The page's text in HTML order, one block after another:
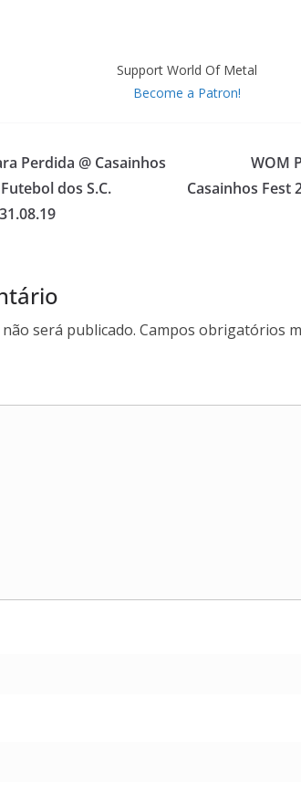
Support World Of Metal
Become a Patron!
Perdida @ Casainhos
dos S.C.
WOM
Casainhos Fest
será publicado. Campos obrigatórios